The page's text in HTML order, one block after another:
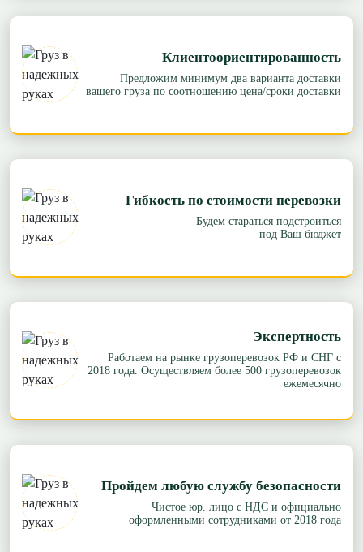
Клиентоориентированность
Предложим минимум два варианта доставки
вашего груза по соотношению цена/сроки доставки
Гибкость по стоимости перевозки
Будем стараться подстроиться
под Ваш бюджет
Экспертность
Работаем на рынке грузоперевозок РФ и СНГ с
2018 года. Осуществляем более 500 грузоперевозок
ежемесячно
Пройдем любую службу безопасности
Чистое юр. лицо с НДС и официально
оформленными сотрудниками от 2018 года